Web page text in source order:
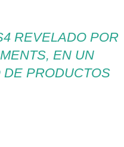
REVELADO POR
EN UN
PRODUCTOS